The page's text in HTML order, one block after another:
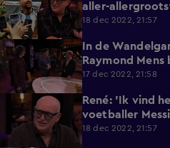
aller-
18 dec 2022, 21:57
5:53
In de
Raymond
complimenten
17 dec 2022, 21:58
1:22
René: 'Ik vind
voetballer
18 dec 2022, 21:57